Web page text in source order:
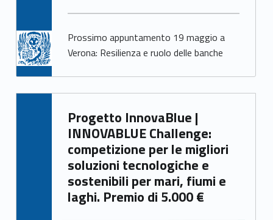
Prossimo appuntamento 19 maggio a
Verona: Resilienza e ruolo delle banche
Progetto InnovaBlue |
INNOVABLUE Challenge:
competizione per le migliori
soluzioni tecnologiche e
sostenibili per mari, fiumi e
laghi. Premio di 5.000 €